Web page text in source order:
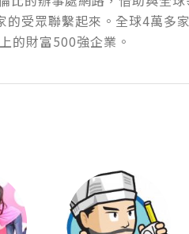
的受眾聯繫起來。全球4萬多
的財富500強企業。